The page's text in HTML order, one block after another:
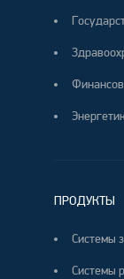
ПРОДУКТЫ
Системы
Системы